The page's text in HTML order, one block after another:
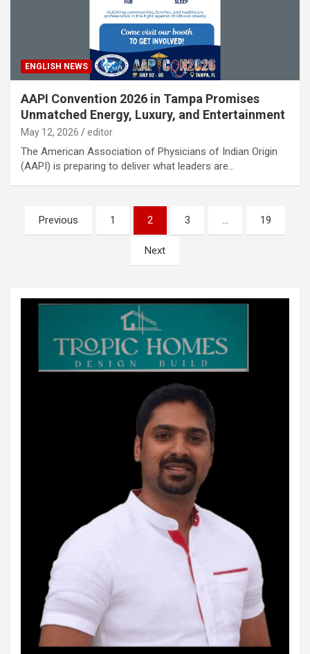
ENGLISH NEWS
AAPI Convention 2026 in Tampa Promises
Unmatched Energy, Luxury, and Entertainment
May 12, 2026 editor
The American Association of Physicians of Indian Origin
(AAPI) is preparing to deliver what leaders are…
Posts
pagination
Previous 1 2 3 … 19
Next